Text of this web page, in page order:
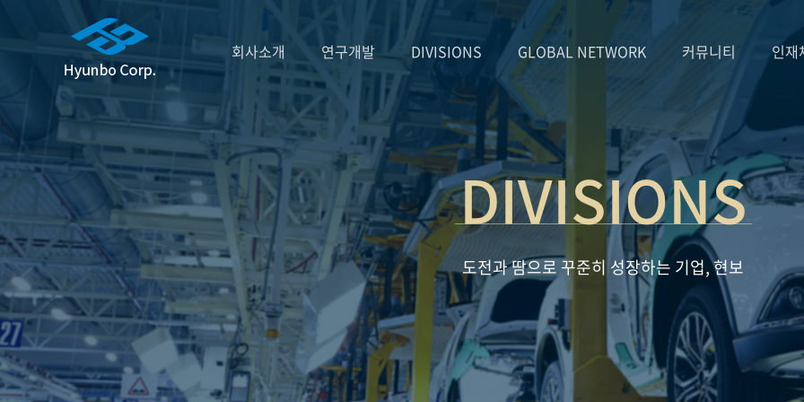
회사소개 연구개발 DIVISIONS GLOBAL NETWORK 커뮤니티 인재
DIVISIONS
도전과 땀으로 꾸준히 성장하는 기업, 현보